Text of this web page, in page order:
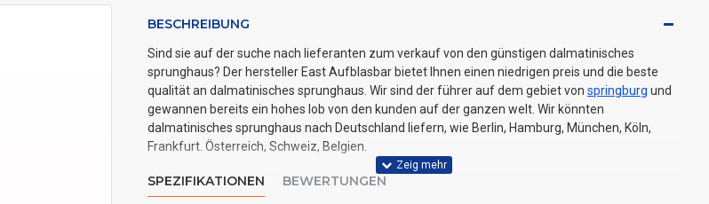
BESCHREIBUNG
Sind sie auf der suche nach lieferanten zum verkauf von den günstigen dalmatinisches
sprunghaus? Der hersteller East Aufblasbar bietet Ihnen einen niedrigen preis und die beste
qualität an dalmatinisches sprunghaus. Wir sind der führer auf dem gebiet von springburg und
gewannen bereits ein hohes lob von den kunden auf der ganzen welt. Wir könnten
dalmatinisches sprunghaus nach Deutschland liefern, wie Berlin, Hamburg, München, Köln,
Frankfurt. Österreich, Schweiz, Belgien.
SPEZIFIKATIONEN BEWERTUNGEN